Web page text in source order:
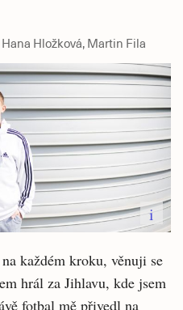
Hana Hložková, Martin Fila
i
každém kroku, věnuji se
hrál za Jihlavu, kde jsem
fotbal mě přivedl na